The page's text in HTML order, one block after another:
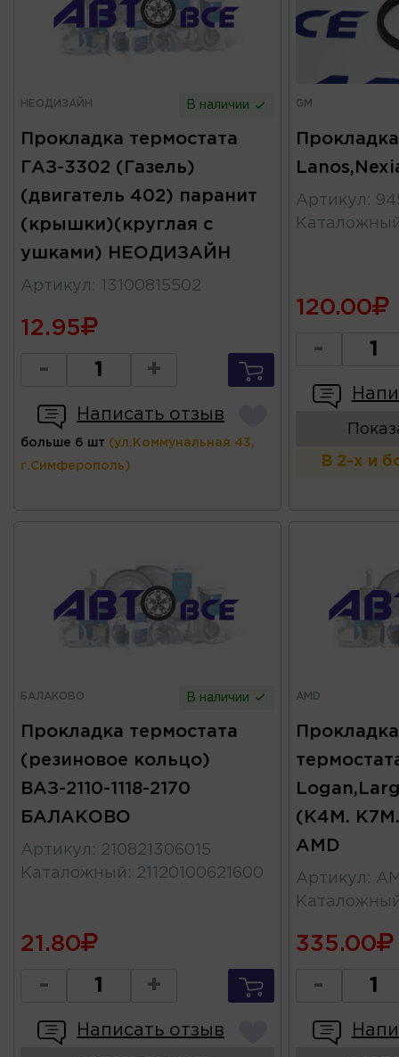
НЕОДИЗАЙН В наличии
Прокладка термостата
ГАЗ-3302 (Газель)
(двигатель 402) паранит
(крышки)(круглая с
ушками) НЕОДИЗАЙН
Артикул : 13100815502
12.95
- +
Написать отзыв
больше 6 шт (ул.Коммунальная 43,
г.Симферополь)
GM
Артикул :
120.00
-
В 2-х и
БАЛАКОВО В наличии
Прокладка термостата
(резиновое кольцо)
ВАЗ-2110-1118-2170
БАЛАКОВО
Артикул : 210821306015
Каталожный : 21120100621600
21.80
- +
Написать отзыв
AMD
(K4M.
AMD
Артикул :
335.00
-